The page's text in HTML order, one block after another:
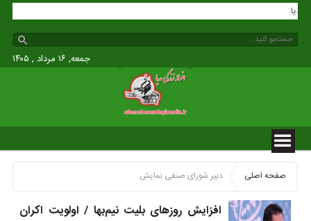
مدیا
جمعه, ۱۶ مرداد , ۱۴۰۵
صفحه اصلی دبیر شورای صنفی نمایش
افزایش روزهای بلیت نیم‌بها / اولویت اکران